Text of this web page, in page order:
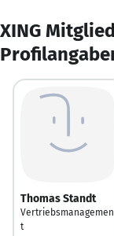
XING
Thomas Standt
Vertriebsmanagemen
t